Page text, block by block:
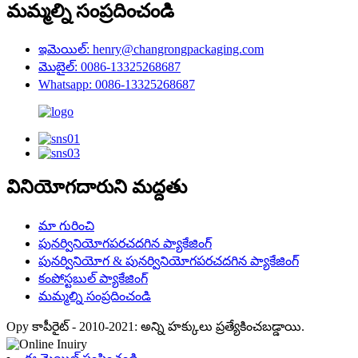
మమ్మల్ని సంప్రదించండి
ఇమెయిల్: henry@changrongpackaging.com
మొబైల్: 0086-13325268687
Whatsapp: 0086-13325268687
వినియోగదారుని మద్దతు
మా గురించి
పునర్వినియోగపరచదగిన ప్యాకేజింగ్
పునర్వినియోగ & పునర్వినియోగపరచదగిన ప్యాకేజింగ్
కంపోస్టబుల్ ప్యాకేజింగ్
మమ్మల్ని సంప్రదించండి
Opy కాపీరైట్ - 2010-2021: అన్ని హక్కులు ప్రత్యేకించబడ్డాయి.